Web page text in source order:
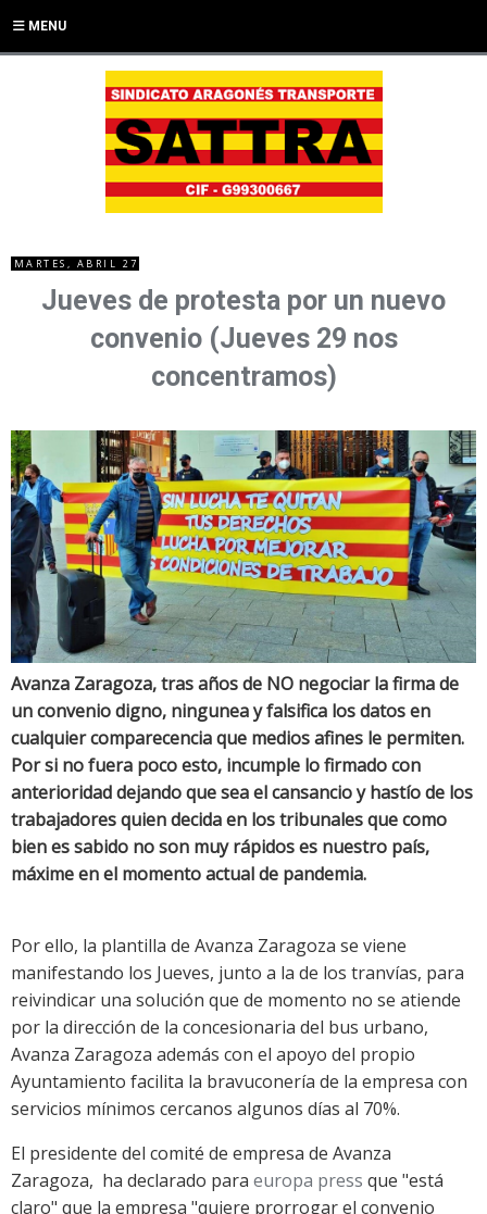
MENU
MARTES, ABRIL 27
Jueves de protesta por un nuevo
convenio (Jueves 29 nos
concentramos)
Avanza Zaragoza, tras años de NO negociar la firma de
un convenio digno, ningunea y falsifica los datos en
cualquier comparecencia que medios afines le permiten.
Por si no fuera poco esto, incumple lo firmado con
anterioridad dejando que sea el cansancio y hastío de los
trabajadores quien decida en los tribunales que como
bien es sabido no son muy rápidos es nuestro país,
máxime en el momento actual de pandemia.
Por ello, la plantilla de Avanza Zaragoza se viene
manifestando los Jueves, junto a la de los tranvías, para
reivindicar una solución que de momento no se atiende
por la dirección de la concesionaria del bus urbano,
Avanza Zaragoza además con el apoyo del propio
Ayuntamiento facilita la bravuconería de la empresa con
servicios mínimos cercanos algunos días al 70%.
El presidente del comité de empresa de Avanza
Zaragoza, ha declarado para europa press que "está
claro" que la empresa "quiere prorrogar el convenio